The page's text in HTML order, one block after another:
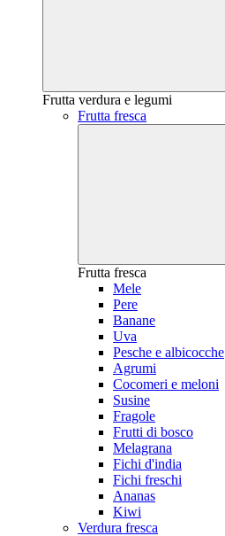
Frutta verdura e legumi
Frutta fresca
Frutta fresca
Mele
Pere
Banane
Uva
Pesche e albicocche
Agrumi
Cocomeri e meloni
Susine
Fragole
Frutti di bosco
Melagrana
Fichi d'india
Fichi freschi
Ananas
Kiwi
Verdura fresca